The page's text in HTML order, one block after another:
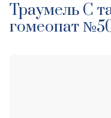
Траумель С
гомеопат